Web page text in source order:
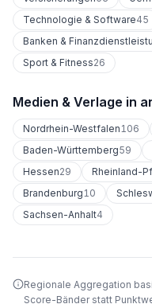
Technologie & Software45
Banken &
Sport & Fitness26
Medien & Verlage in
Nordrhein-Westfalen106
Baden-Württemberg59
Hessen29 Rheinland-
Brandenburg10
Sachsen-Anhalt4
Regionale Aggregation
Score-Bänder statt